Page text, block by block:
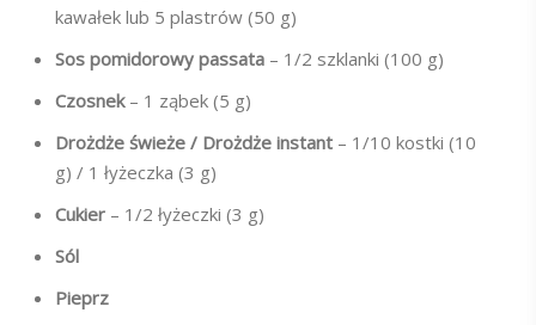
kawałek lub 5 plastrów (50 g)
Sos pomidorowy passata – 1/2 szklanki (100 g)
Czosnek– 1 ząbek (5 g)
Drożdże świeże / Drożdże instant – 1/10 kostki (10
g) / 1 łyżeczka (3 g)
Cukier – 1/2 łyżeczki (3 g)
Sól
Pieprz